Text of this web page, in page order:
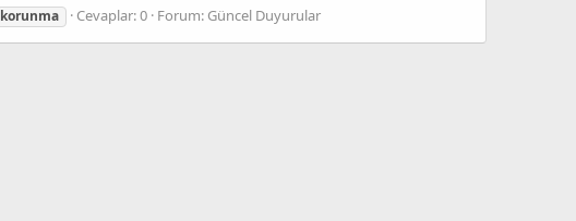
korunma Cevaplar: 0 Forum: Güncel Duyurular